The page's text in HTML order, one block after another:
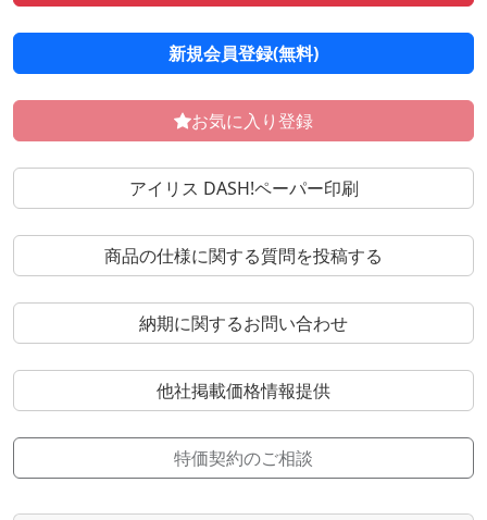
新規会員登録(無料)
お気に入り登録
アイリス DASH!ペーパー印刷
商品の仕様に関する質問を投稿する
納期に関するお問い合わせ
他社掲載価格情報提供
特価契約のご相談